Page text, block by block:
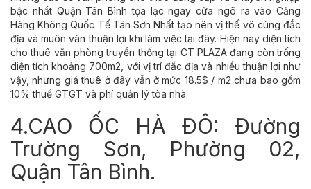
bậc nhất Quận Tân Bình tọa lạc ngay cửa ngõ ra vào Cảng
Hàng Không Quốc Tế Tân Sơn Nhất tạo nên vị thế vô cùng đắc
địa và muôn vàn thuận lợi khi làm việc tại đây. Hiện nay diện tích
cho thuê văn phòng truyền thống tại CT PLAZA đang còn trống
diện tích khoảng 700m2, với vị trí đắc địa và nhiều thuận lợi như
vậy, nhưng giá thuê ở đây vẫn ở mức 18.5$ / m2 chưa bao gồm
10% thuế GTGT và phí quản lý tòa nhà.
4.CAO ỐC HÀ ĐÔ: Đường
Trường Sơn, Phường 02,
Quận Tân Bình.